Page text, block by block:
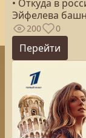
• Откуда в
Эйфелева
200 0
Перейти